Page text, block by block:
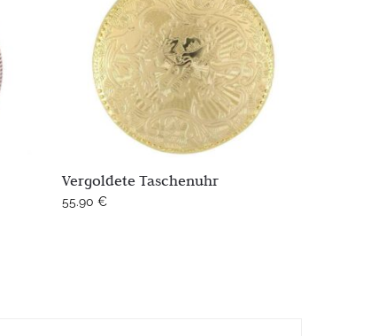
Vergoldete Taschenuhr
55.90 €